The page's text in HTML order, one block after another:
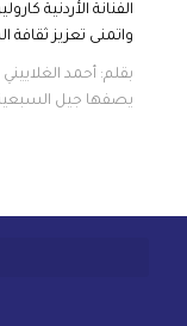
الفنانة الأردنية
واتمنى تعزيز ثقافة
بقلم: أحمد الغلاييني
يصفها جيل